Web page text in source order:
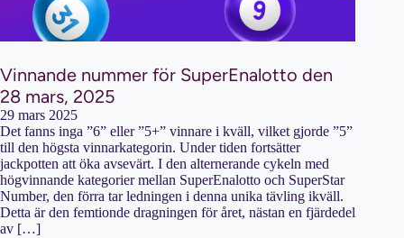
Vinnande nummer för SuperEnalotto den
28 mars, 2025
29 mars 2025
Det fanns inga ”6” eller ”5+” vinnare i kväll, vilket gjorde ”5”
till den högsta vinnarkategorin. Under tiden fortsätter
jackpotten att öka avsevärt. I den alternerande cykeln med
högvinnande kategorier mellan SuperEnalotto och SuperStar
Number, den förra tar ledningen i denna unika tävling ikväll.
Detta är den femtionde dragningen för året, nästan en fjärdedel
av […]